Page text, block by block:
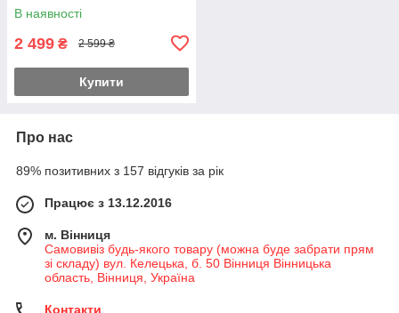
В наявності
2 499 ₴ 2 599 ₴
Купити
Про нас
89% позитивних з 157 відгуків за рік
Працює з 13.12.2016
м. Вінниця
Самовивіз будь-якого товару (можна буде забрати прям
зі складу) вул. Келецька, б. 50 Вінниця Вінницька
область, Вінниця, Україна
Контакти